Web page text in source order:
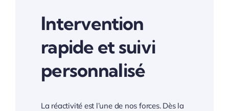
Intervention
rapide et suivi
personnalisé
La réactivité est l’une de nos forces. Dès la